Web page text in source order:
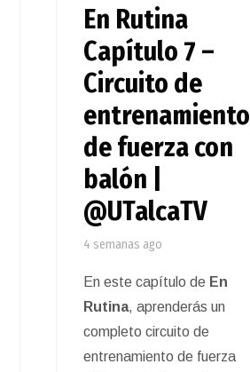
En Rutina
Capítulo 7 –
Circuito de
entrenamiento
de fuerza con
balón |
@UTalcaTV
4 semanas ago
En este capítulo de En
Rutina, aprenderás un
completo circuito de
entrenamiento de fuerza